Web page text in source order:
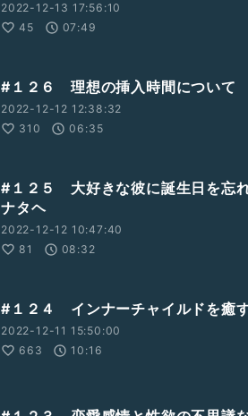
2022-12-13 17:56:10
45
07:49
#１２６ 理想の挿入時間について
2022-12-12 12:38:32
310
06:35
#１２５ 大好きな彼に誕生日を忘
ナタヘ
2022-12-12 10:47:40
81
08:32
#１２４ インナーチャイルドを癒
2022-12-11 15:50:00
663
10:16